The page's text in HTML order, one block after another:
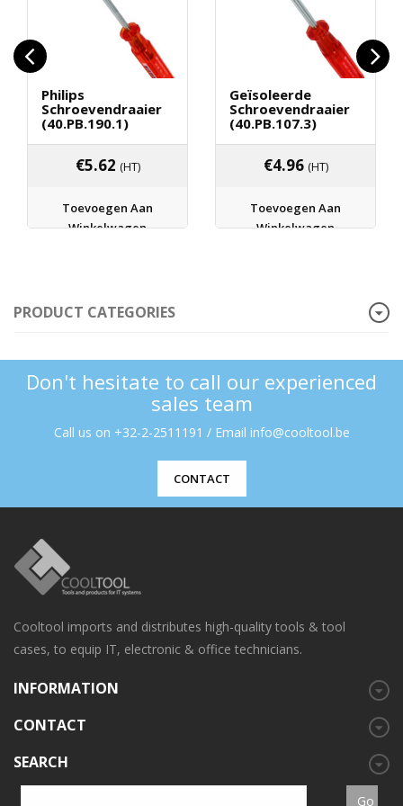
Philips
Schroevendraaier
(40.PB.190.1)
€5.62 (HT)
Toevoegen Aan
Winkelwagen
Geïsoleerde
Schroevendraaier
(40.PB.107.3)
€4.96 (HT)
Toevoegen Aan
Winkelwagen
PRODUCT CATEGORIES
Don't hesitate to call our experienced
sales team
Call us on +32-2-2511191 / Email info@cooltool.be
CONTACT
Cooltool imports and distributes high-quality tools & tool
cases, to equip IT, electronic & office technicians.
INFORMATION
CONTACT
SEARCH